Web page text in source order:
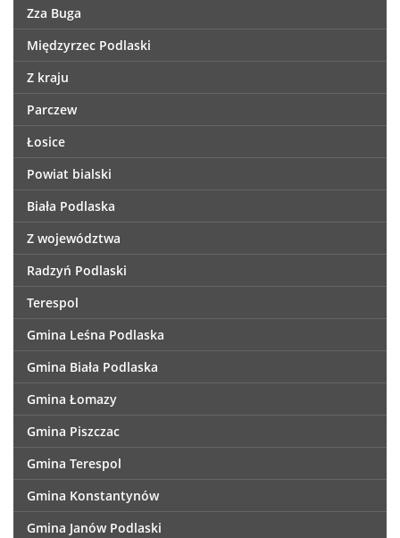
Zza Buga
Międzyrzec Podlaski
Z kraju
Parczew
Łosice
Powiat bialski
Biała Podlaska
Z województwa
Radzyń Podlaski
Terespol
Gmina Leśna Podlaska
Gmina Biała Podlaska
Gmina Łomazy
Gmina Piszczac
Gmina Terespol
Gmina Konstantynów
Gmina Janów Podlaski